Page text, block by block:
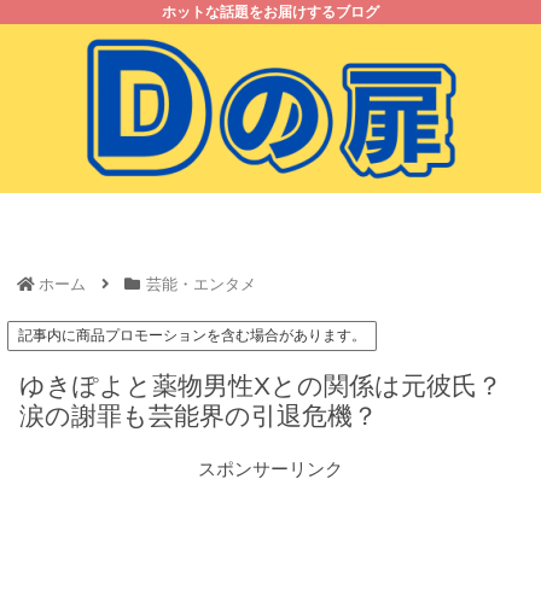
ホットな話題をお届けするブログ
ホーム 芸能・エンタメ
記事内に商品プロモーションを含む場合があります。
ゆきぽよと薬物男性Xとの関係は元彼氏？
涙の謝罪も芸能界の引退危機？
スポンサーリンク